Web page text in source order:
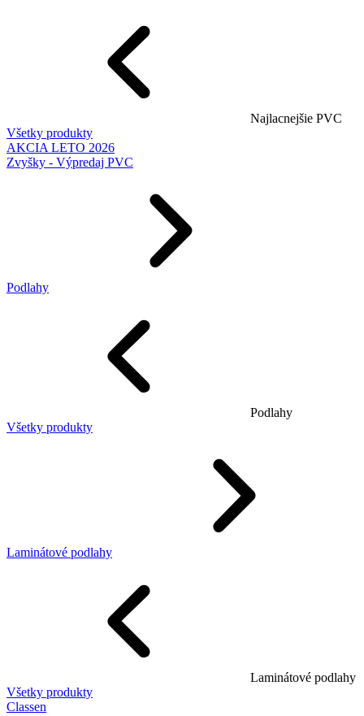
Najlacnejšie PVC
Všetky produkty
AKCIA LETO 2026
Zvyšky - Výpredaj PVC
Podlahy
Podlahy
Všetky produkty
Laminátové podlahy
Laminátové podlahy
Všetky produkty
Classen